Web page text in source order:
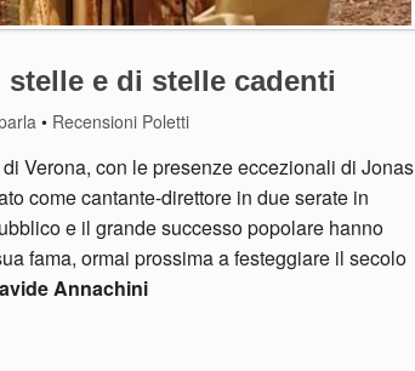
e di stelle cadenti
• Recensioni Poletti
Verona, con le presenze eccezionali di Jonas
come cantante-direttore in due serate in
e il grande successo popolare hanno
fama, ormai prossima a festeggiare il secolo
Annachini